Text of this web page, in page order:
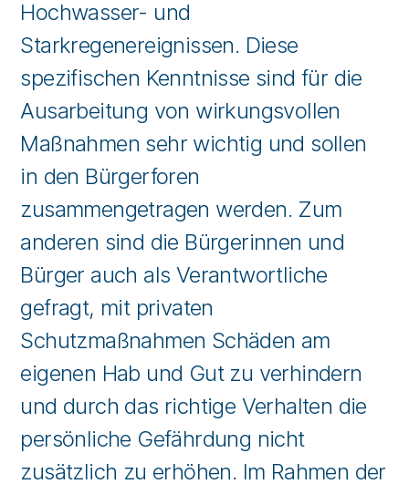
Hochwasser- und
Starkregenereignissen. Diese
spezifischen Kenntnisse sind für die
Ausarbeitung von wirkungsvollen
Maßnahmen sehr wichtig und sollen
in den Bürgerforen
zusammengetragen werden. Zum
anderen sind die Bürgerinnen und
Bürger auch als Verantwortliche
gefragt, mit privaten
Schutzmaßnahmen Schäden am
eigenen Hab und Gut zu verhindern
und durch das richtige Verhalten die
persönliche Gefährdung nicht
zusätzlich zu erhöhen. Im Rahmen der